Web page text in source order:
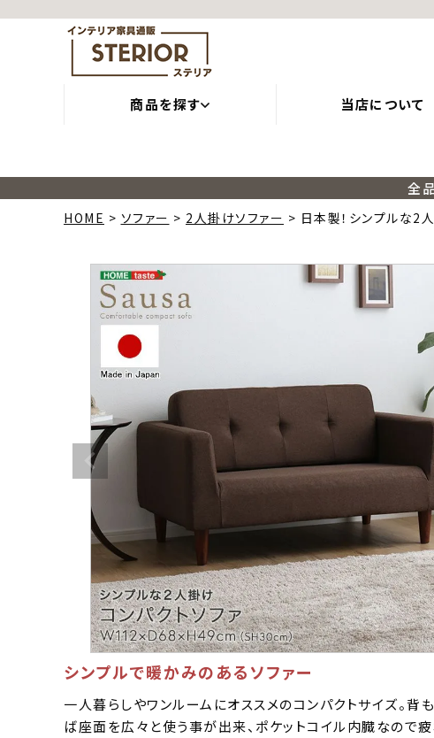
商品を探す 当店について
全
HOME
ソファー 2人掛けソファー 日本製！シンプルな2
シンプルで暖かみのあるソファー
一人暮らしやワンルームにオススメのコンパクトサイズ。背
ば座面を広々と使う事が出来、ポケットコイル内臓なので疲